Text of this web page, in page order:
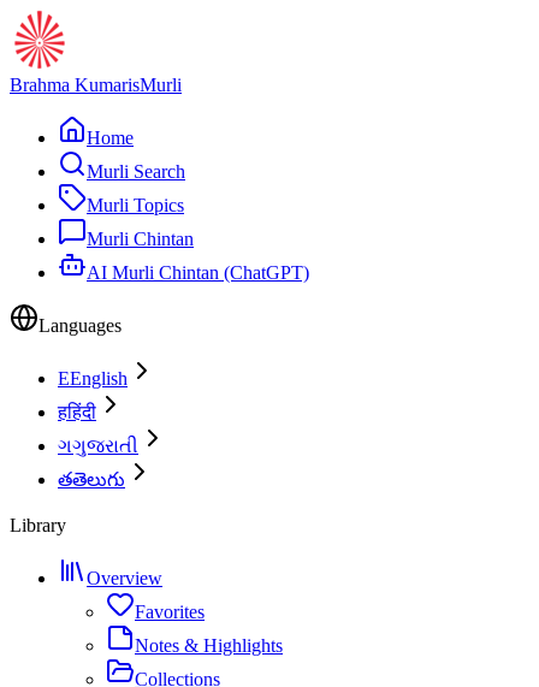
Brahma KumarisMurli
Home
Murli Search
Murli Topics
Murli Chintan
AI Murli Chintan (ChatGPT)
Languages
EEnglish
हहिंदी
ગગુજરાતી
తతెలుగు
Library
Overview
Favorites
Notes & Highlights
Collections